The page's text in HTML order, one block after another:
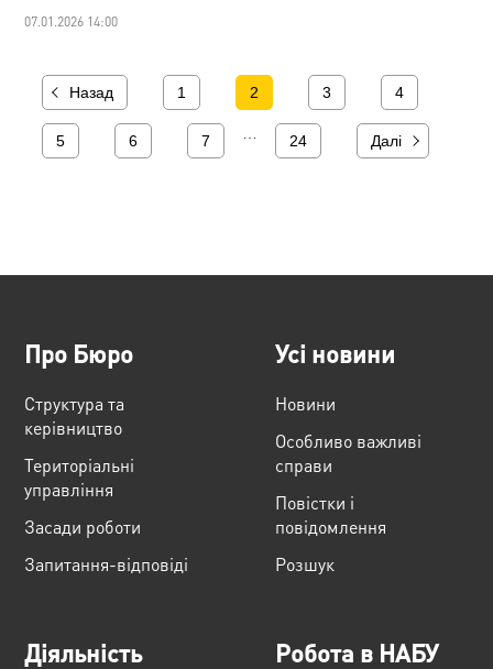
07.01.2026 14:00
Назад 1 2 3 4
5 6 7 24 Далі
Про Бюро
Структура та
керівництво
Територіальні
управління
Засади роботи
Запитання-відповіді
Усі новини
Новини
Особливо важливі
справи
Повістки і
повідомлення
Розшук
Діяльність Робота в НАБУ